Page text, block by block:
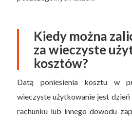
Kiedy można
za wieczyste
kosztów?
Datą poniesienia kosztu w
wieczyste użytkowanie jest
rachunku lub innego dowodu